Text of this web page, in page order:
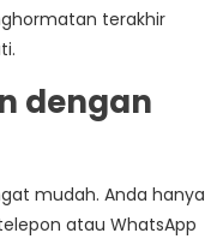
terakhir
dengan
mudah. Anda hanya
atau WhatsApp